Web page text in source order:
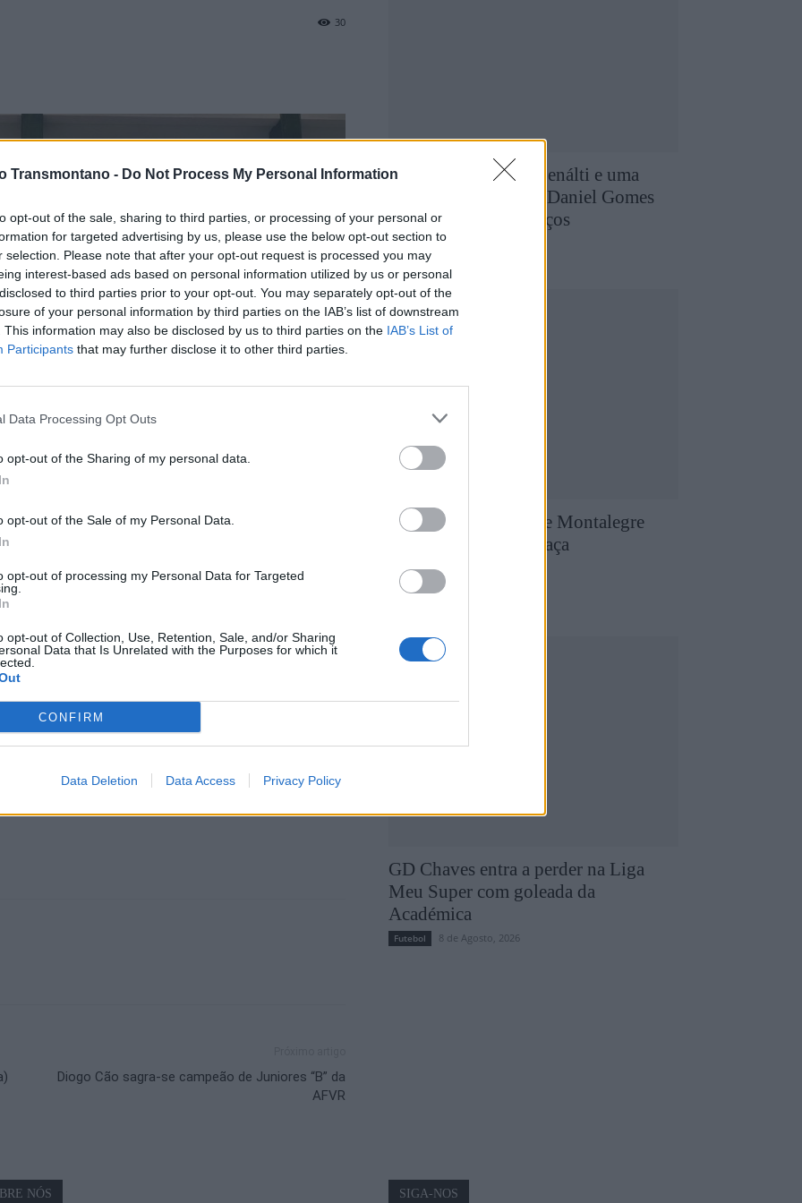
Transmontano - Do Not Process My Personal Information
opt-out of the sale, sharing to third parties, or processing of your personal or
for targeted advertising by us, please use the below opt-out section to
selection. Please note that after your opt-out request is processed you may
interest-based ads based on personal information utilized by us or personal
to third parties prior to your opt-out. You may separately opt-out of the
of your personal information by third parties on the IAB’s list of downstream
This information may also be disclosed by us to third parties on the IAB’s List of
Participants that may further disclose it to other third parties.
Data Processing Opt Outs
opt-out of the Sharing of my personal data.
opt-out of the Sale of my Personal Data.
opt-out of processing my Personal Data for Targeted
opt-out of Collection, Use, Retention, Sale, and/or Sharing
Data that Is Unrelated with the Purposes for which it
CONFIRM
Data Deletion Data Access Privacy Policy
30
disputada em Boticas garante troféu à formação
Futsal Júnior D da AFVR, ao derrotar a ASM Vila Marim
Municipal de Boticas.
de Vilar Perdizes demonstrou maior eficácia nos
sólido, apesar da boa réplica da ASM Vila Marim, que
raia”.
com chave de ouro, conquistando um título
o bom trabalho desenvolvido ao longo da época.
Diogo Cão sagra-se campeão de Juniores “B” da
AFVR
Quatro defesas, um penálti e uma
tarde para a história: Daniel Gomes
foi gigante em Valpaços
Futebol 8 de Agosto, 2026
Daniel Gomes herói e Montalegre
conquista primeira Taça
Transmontana
Futebol 8 de Agosto, 2026
GD Chaves entra a perder na Liga
Meu Super com goleada da
Académica
Futebol 8 de Agosto, 2026
NÓS SIGA-NOS